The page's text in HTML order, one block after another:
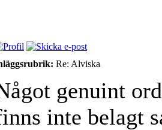
Re: Alviska
genuint
inte belagt